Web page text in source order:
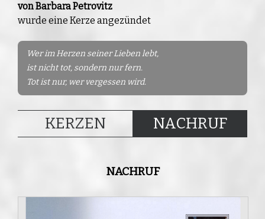
von Barbara Petrovitz
wurde eine Kerze angezündet
Wer im Herzen seiner Lieben lebt,
ist nicht tot, sondern nur fern.
Tot ist nur, wer vergessen wird.
KERZEN NACHRUF
NACHRUF